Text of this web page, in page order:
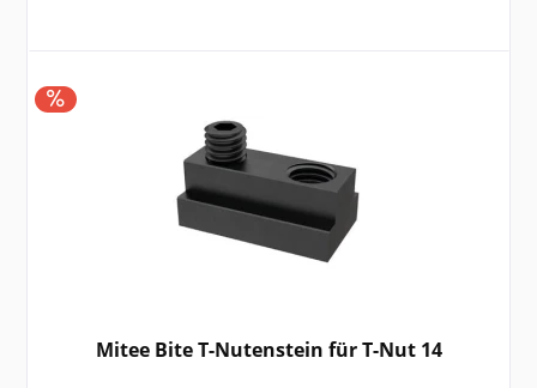
Mitee Bite T-Nutenstein für T-Nut 14